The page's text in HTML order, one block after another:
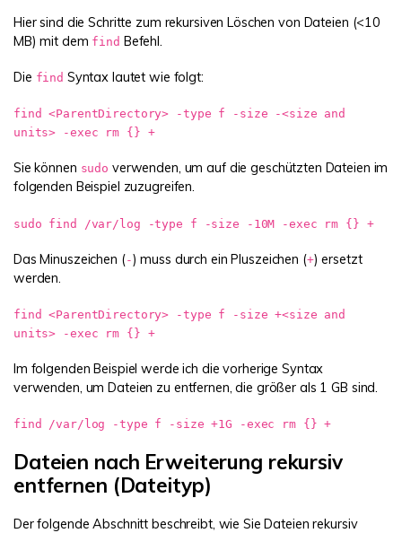
Hier sind die Schritte zum rekursiven Löschen von Dateien (<10
MB) mit dem find Befehl.
Die find Syntax lautet wie folgt:
find <ParentDirectory> -type f -size -<size and
units> -exec rm {} +
Sie können sudo verwenden, um auf die geschützten Dateien im
folgenden Beispiel zuzugreifen.
sudo find /var/log -type f -size -10M -exec rm {} +
Das Minuszeichen (-) muss durch ein Pluszeichen (+) ersetzt
werden.
find <ParentDirectory> -type f -size +<size and
units> -exec rm {} +
Im folgenden Beispiel werde ich die vorherige Syntax
verwenden, um Dateien zu entfernen, die größer als 1 GB sind.
find /var/log -type f -size +1G -exec rm {} +
Dateien nach Erweiterung rekursiv
entfernen (Dateityp)
Der folgende Abschnitt beschreibt, wie Sie Dateien rekursiv